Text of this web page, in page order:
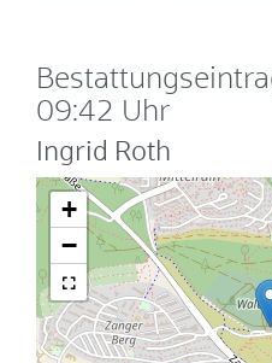
09:42 Uhr
Ingrid Roth
+
−